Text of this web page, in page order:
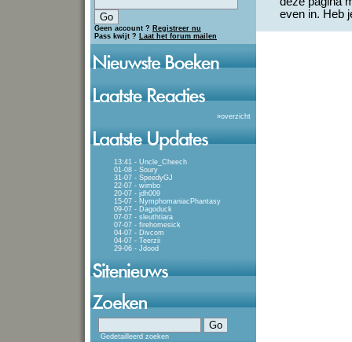
Geen account ? Registreer nu
Pass kwijt ? Laat het forum mailen
»overzicht
13:41 - Uncle_Cheech
01-08 - Soury
31-07 - SpeedyGJ
22-07 - wimbo
20-07 - jdh009
15-07 - NymphomaniacPhantasy
09-07 - Dagoduck
07-07 - sleuthtiara
07-07 - firehomesick
04-07 - Divcom
04-07 - Teerzii
29-06 - Jdood
Gedetailleerd zoeken
even in. Heb